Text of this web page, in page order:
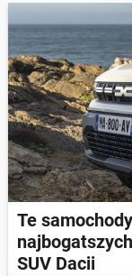
Te
SUV Dacii